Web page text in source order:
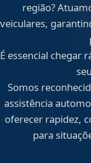
região?
veiculares,
É essencial chegar
Somos
assistência
oferecer rapidez,
para